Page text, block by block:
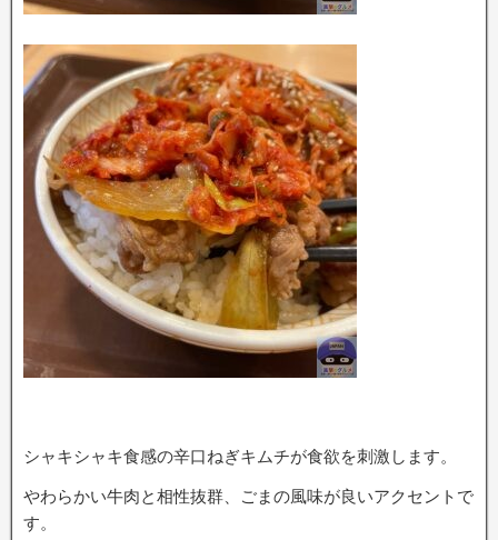
シャキシャキ食感の辛口ねぎキムチが食欲を刺激します。
やわらかい牛肉と相性抜群、ごまの風味が良いアクセントで
す。